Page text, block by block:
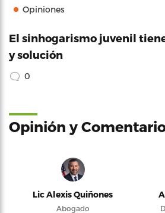
Opiniones
El sinhogarismo juvenil
y solución
0
Opinión y
Lic Alexis Quiñones
Abogado